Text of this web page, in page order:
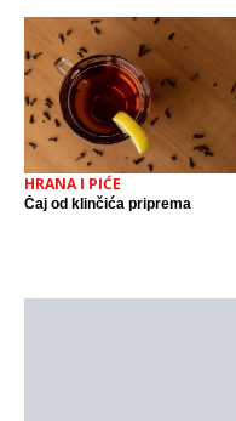
HRANA I PIĆE
Čaj od klinčića priprema